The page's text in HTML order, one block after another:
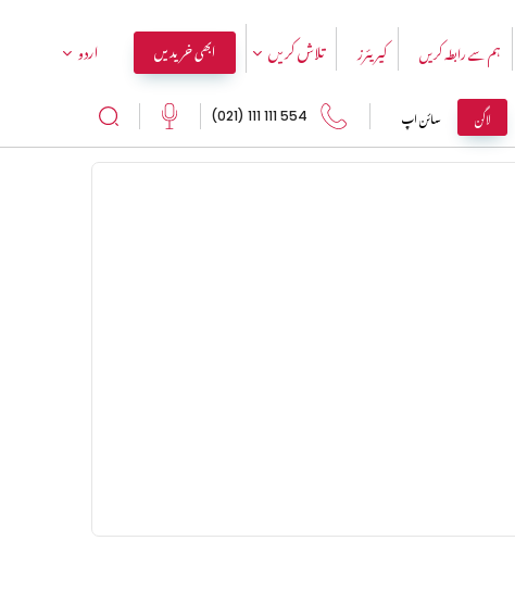
ہم سے رابطہ کریں کیریئرز تلاش کریں ابھی خریدیں اردو
لاگن سائن اپ 554 111 111 (021)